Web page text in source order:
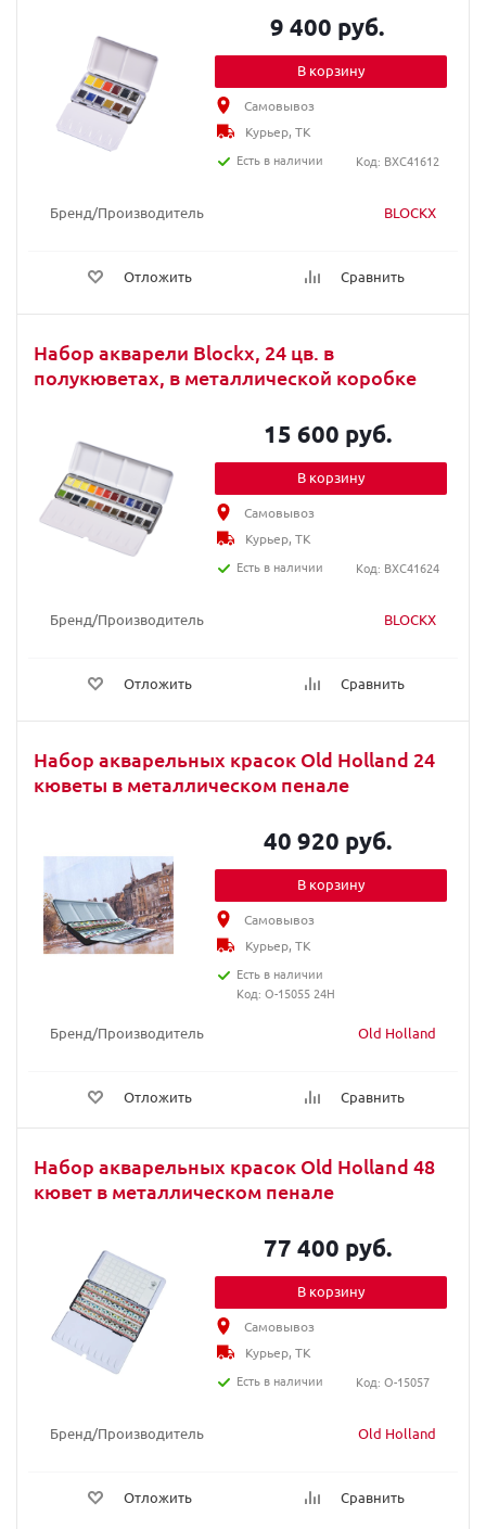
Бренд/Производитель BLOCKX
Отложить Сравнить
9 400 руб.
В корзину
Самовывоз
Курьер, ТК
Есть в наличии
Код: BXC41612
Набор акварели Blockx, 24 цв. в
полукюветах, в металлической коробке
Бренд/Производитель BLOCKX
Отложить Сравнить
15 600 руб.
В корзину
Самовывоз
Курьер, ТК
Есть в наличии
Код: BXC41624
Набор акварельных красок Old Holland 24
кюветы в металлическом пенале
Бренд/Производитель Old Holland
Отложить Сравнить
40 920 руб.
В корзину
Самовывоз
Курьер, ТК
Есть в наличии
Код: O-15055 24H
Набор акварельных красок Old Holland 48
кювет в металлическом пенале
Бренд/Производитель Old Holland
Отложить Сравнить
77 400 руб.
В корзину
Самовывоз
Курьер, ТК
Есть в наличии
Код: O-15057